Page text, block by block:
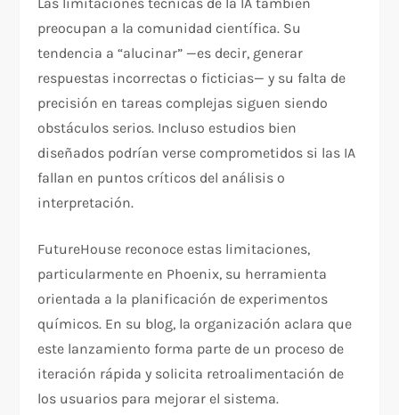
Las limitaciones técnicas de la IA también
preocupan a la comunidad científica. Su
tendencia a “alucinar” —es decir, generar
respuestas incorrectas o ficticias— y su falta de
precisión en tareas complejas siguen siendo
obstáculos serios. Incluso estudios bien
diseñados podrían verse comprometidos si las IA
fallan en puntos críticos del análisis o
interpretación.
FutureHouse reconoce estas limitaciones,
particularmente en Phoenix, su herramienta
orientada a la planificación de experimentos
químicos. En su blog, la organización aclara que
este lanzamiento forma parte de un proceso de
iteración rápida y solicita retroalimentación de
los usuarios para mejorar el sistema.